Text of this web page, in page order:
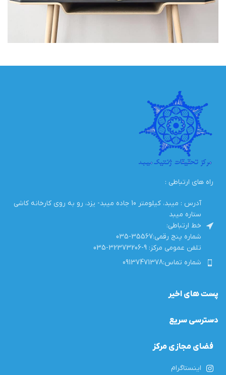
راه های ارتباطی :
آدرس : میبد، کیلومتر 10 جاده میبد- یزد، رو به روی کارخانه کاشی
ستاره میبد
خط ارتباطی:
شماره پنج رقمی:35567-035
تلفن عمومی مرکز: 9-32373206-035
شماره تماس:09137471378
پست های اخیر
دسترسی سریع
فضای مجازی مرکز
اینستاگرام